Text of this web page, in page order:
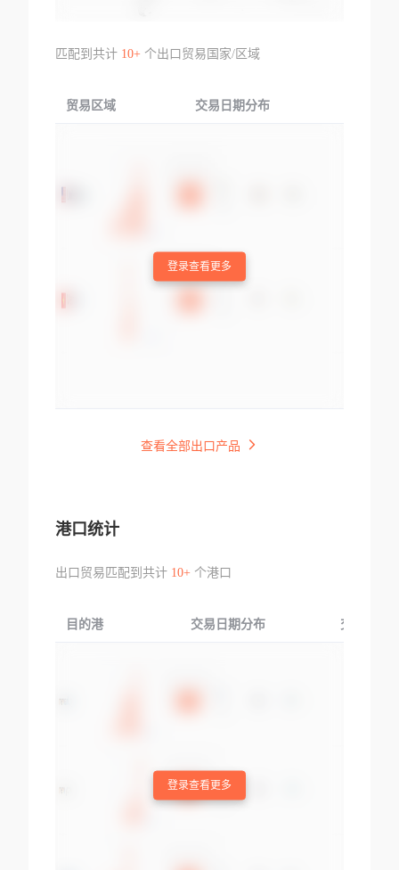
匹配到共计 10+个出口贸易国家/区域
贸易区域 交易日期分布
登录查看更多
查看全部出口产品
港口统计
出口贸易匹配到共计 10+个港口
目的港 交易日期分布 交易产品
登录查看更多